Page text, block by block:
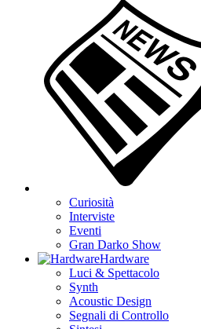
Curiosità
Interviste
Eventi
Gran Darko Show
Hardware
Luci & Spettacolo
Synth
Acoustic Design
Segnali di Controllo